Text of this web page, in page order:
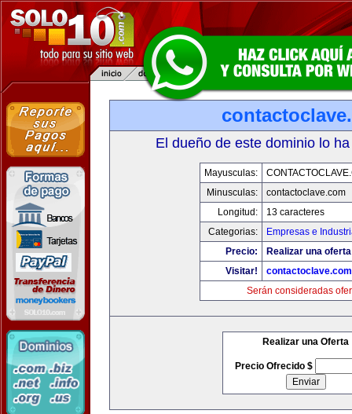
El dueño de este dominio lo
Mayusculas:
Minusculas:
contactoclave.com
Longitud:
13 caracteres
Categorias:
Empresas e
Precio:
Realizar una
Visitar!
contactoclave.com
Serán consideradas
Realizar una Oferta
Precio Ofrecido $